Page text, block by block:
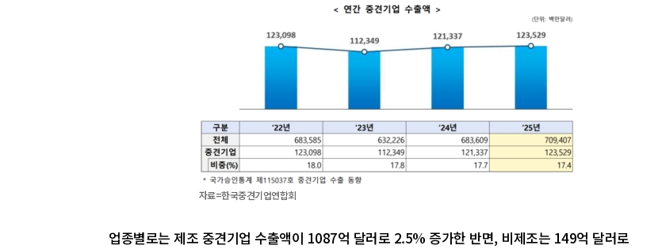
자료=한국중견기업연합회
업종별로는 제조 중견기업 수출액이 1087억 달러로 2.5% 증가한 반면, 비제조는 149억 달러로